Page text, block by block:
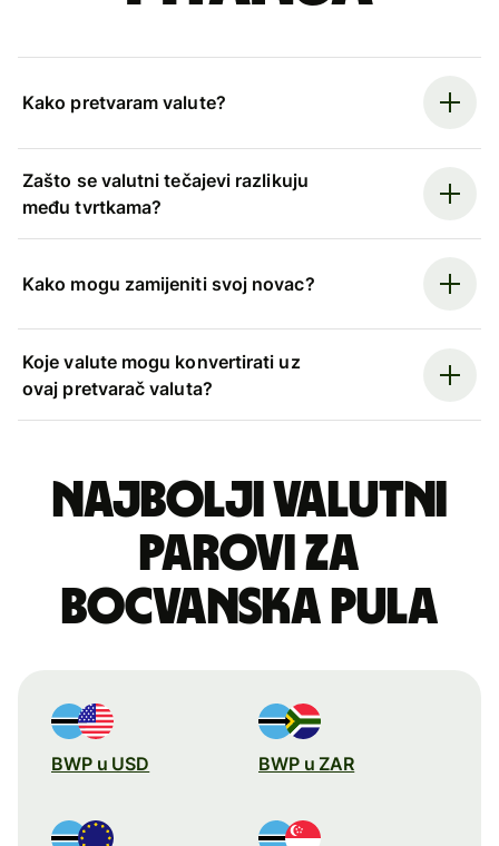
Kako pretvaram valute?
Zašto se valutni tečajevi razlikuju
među tvrtkama?
Kako mogu zamijeniti svoj novac?
Koje valute mogu konvertirati uz
ovaj pretvarač valuta?
Najbolji valutni
parovi za
bocvanska pula
BWP u USD BWP u ZAR